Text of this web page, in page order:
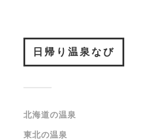
日帰り温泉なび
北海道の温泉
東北の温泉